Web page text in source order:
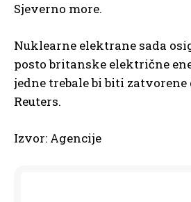
Sjeverno more.
Nuklearne elektrane sada
posto britanske električne
jedne trebale bi biti zatvorene
Reuters.
Izvor: Agencije